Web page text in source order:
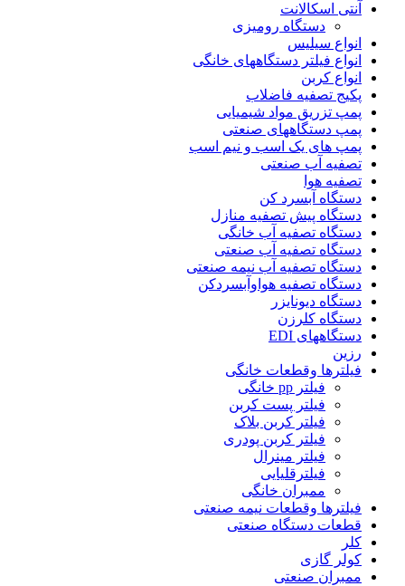
آنتی اسکالانت
دستگاه رومیزی
انواع سیلیس
انواع فیلتر دستگاههای خانگی
انواع کربن
پکیج تصفیه فاضلاب
پمپ تزریق مواد شیمیایی
پمپ دستگاههای صنعتی
پمپ های یک اسب و نیم اسب
تصفیه آب صنعتی
تصفیه هوا
دستگاه آبسرد کن
دستگاه پیش تصفیه منازل
دستگاه تصفیه آب خانگی
دستگاه تصفیه آب صنعتی
دستگاه تصفیه آب نیمه صنعتی
دستگاه تصفیه هواوآبسردکن
دستگاه دیونایزر
دستگاه کلرزن
دستگاههای EDI
رزین
فیلترها وقطعات خانگی
فیلتر pp خانگی
فیلتر پست کربن
فیلتر کربن بلاک
فیلتر کربن پودری
فیلتر مینرال
فیلترقلیایی
ممبران خانگی
فیلترها وقطعات نیمه صنعتی
قطعات دستگاه صنعتی
کلر
کولر گازی
ممبران صنعتی